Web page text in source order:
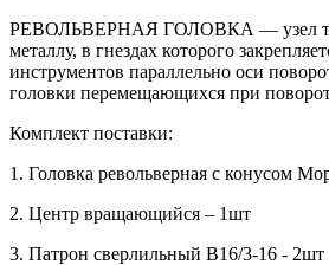
РЕВОЛЬВЕРНАЯ ГОЛОВКА — узел
металлу, в гнездах которого
инструментов параллельно оси
головки перемещающихся при
Комплект поставки:
1.​ Головка револьверная с конусом
2.​ Центр вращающийся – 1шт
3.​ Патрон сверлильный В16/3-16 - 2шт